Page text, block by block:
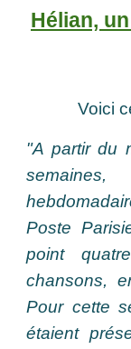
Hélian,
Voici
"A partir du
Poste
point
chansons,
Pour cette
étaient